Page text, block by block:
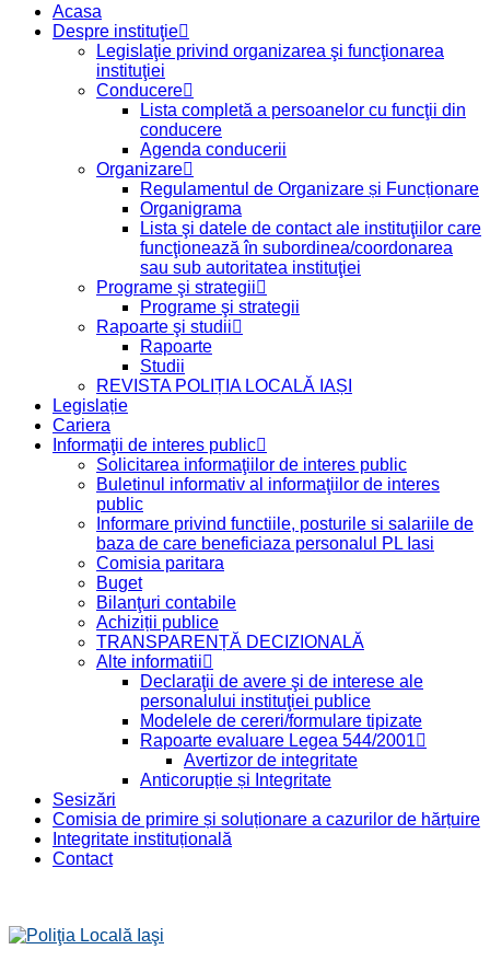
Acasa
Despre instituţie
Legislaţie privind organizarea şi funcţionarea
instituţiei
Conducere
Lista completă a persoanelor cu funcţii din
conducere
Agenda conducerii
Organizare
Regulamentul de Organizare și Funcționare
Organigrama
Lista şi datele de contact ale instituţiilor care
funcţionează în subordinea/coordonarea
sau sub autoritatea instituţiei
Programe şi strategii
Programe şi strategii
Rapoarte şi studii
Rapoarte
Studii
REVISTA POLIȚIA LOCALĂ IAȘI
Legislație
Cariera
Informaţii de interes public
Solicitarea informaţiilor de interes public
Buletinul informativ al informaţiilor de interes
public
Informare privind functiile, posturile si salariile de
baza de care beneficiaza personalul PL Iasi
Comisia paritara
Buget
Bilanţuri contabile
Achiziții publice
TRANSPARENȚĂ DECIZIONALĂ
Alte informatii
Declaraţii de avere şi de interese ale
personalului instituţiei publice
Modelele de cereri/formulare tipizate
Rapoarte evaluare Legea 544/2001
Avertizor de integritate
Anticorupție și Integritate
Sesizări
Comisia de primire și soluționare a cazurilor de hărțuire
Integritate instituțională
Contact